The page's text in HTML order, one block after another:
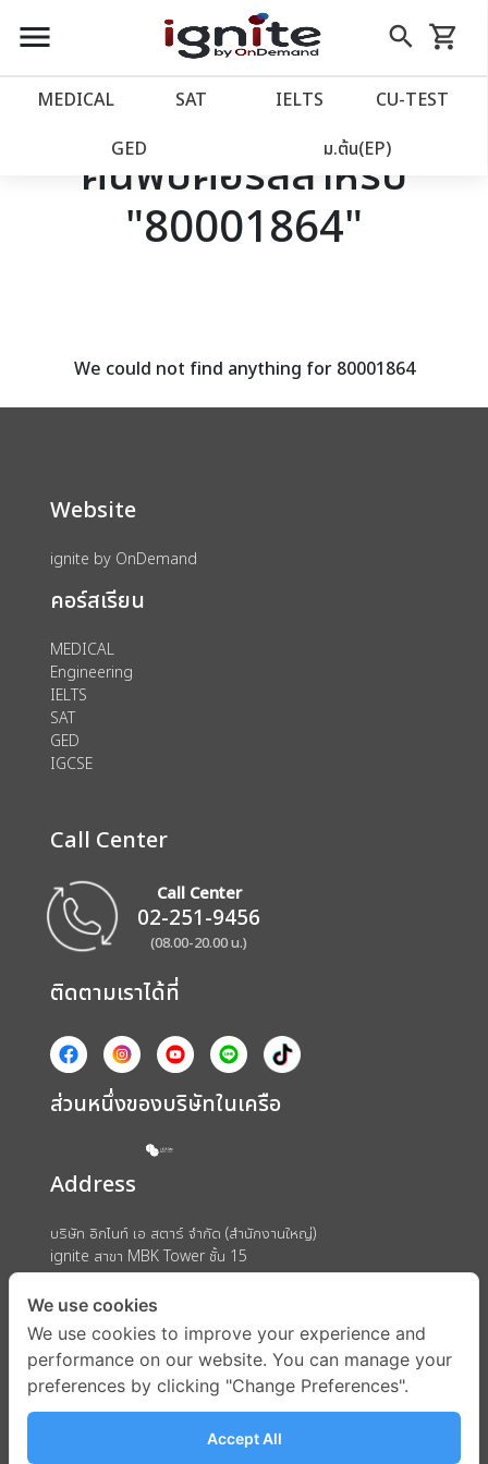
close
account_balance หน้าแรก
เว็บไซต์อิกไนท์
โปรโมชั่น
assignment ลงทะเบียน
menu search
Skip
to
shopping_cart
รถเข็น
MEDICAL SAT IELTS CU‑TEST
GED ม.ต้น(EP)
ค้นพบคอร์สสำหรับ
"80001864"
We could not find anything for 80001864
Website
ignite by OnDemand
คอร์สเรียน
MEDICAL
Engineering
IELTS
SAT
GED
IGCSE
Call Center
Call Center
02-251-9456
(08.00-20.00 น.)
ติดตามเราได้ที่
ส่วนหนึ่งของบริษัทในเครือ
Address
บริษัท อิกไนท์ เอ สตาร์ จำกัด (สำนักงานใหญ่)
ignite สาขา MBK Tower ชั้น 15
ถนนพญาไท แขวงวังใหม่ เขตปทุมวัน กรุงเทพมหานคร 10330
We use cookies
We use cookies to improve your experience and
performance on our website. You can manage your
preferences by clicking "Change Preferences".
Accept All